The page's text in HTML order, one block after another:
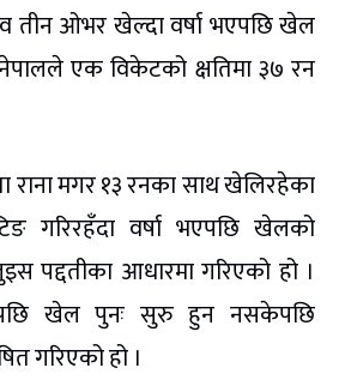
तीन ओभर खेल्दा वर्षा भएपछि खेल
एक विकेटको क्षतिमा ३७ रन
राना मगर १३ रनका साथ खेलिरहेका
गरिरहँदा वर्षा भएपछि खेलको
पद्दतीका आधारमा गरिएको हो ।
खेल पुनः सुरु हुन नसकेपछि
गरिएको हो ।